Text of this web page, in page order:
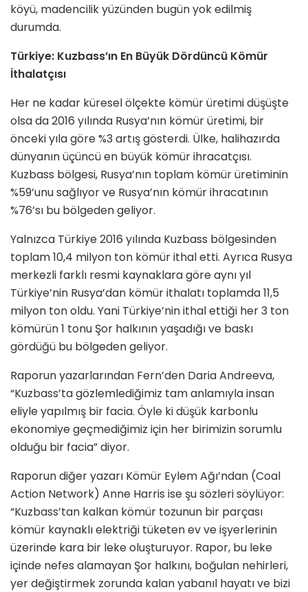
köyü, madencilik yüzünden bugün yok edilmiş
durumda.
Türkiye: Kuzbass’ın En Büyük Dördüncü Kömür
İthalatçısı
Her ne kadar küresel ölçekte kömür üretimi düşüşte
olsa da 2016 yılında Rusya’nın kömür üretimi, bir
önceki yıla göre %3 artış gösterdi. Ülke, halihazırda
dünyanın üçüncü en büyük kömür ihracatçısı.
Kuzbass bölgesi, Rusya’nın toplam kömür üretiminin
%59’unu sağlıyor ve Rusya’nın kömür ihracatının
%76’sı bu bölgeden geliyor.
Yalnızca Türkiye 2016 yılında Kuzbass bölgesinden
toplam 10,4 milyon ton kömür ithal etti. Ayrıca Rusya
merkezli farklı resmi kaynaklara göre aynı yıl
Türkiye’nin Rusya’dan kömür ithalatı toplamda 11,5
milyon ton oldu. Yani Türkiye’nin ithal ettiği her 3 ton
kömürün 1 tonu Şor halkının yaşadığı ve baskı
gördüğü bu bölgeden geliyor.
Raporun yazarlarından Fern’den Daria Andreeva,
“Kuzbass’ta gözlemlediğimiz tam anlamıyla insan
eliyle yapılmış bir facia. Öyle ki düşük karbonlu
ekonomiye geçmediğimiz için her birimizin sorumlu
olduğu bir facia” diyor.
Raporun diğer yazarı Kömür Eylem Ağı’ndan (Coal
Action Network) Anne Harris ise şu sözleri söylüyor:
“Kuzbass’tan kalkan kömür tozunun bir parçası
kömür kaynaklı elektriği tüketen ev ve işyerlerinin
üzerinde kara bir leke oluşturuyor. Rapor, bu leke
içinde nefes alamayan Şor halkını, boğulan nehirleri,
yer değiştirmek zorunda kalan yabanıl hayatı ve bizi